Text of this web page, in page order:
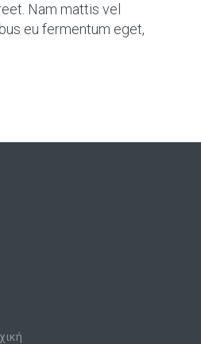
Nam mattis vel
eu fermentum eget,